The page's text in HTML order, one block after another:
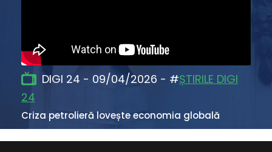
DIGI 24 - 09/04/2026 - #ȘTIRILE DIGI
24
Criza petrolieră lovește economia globală